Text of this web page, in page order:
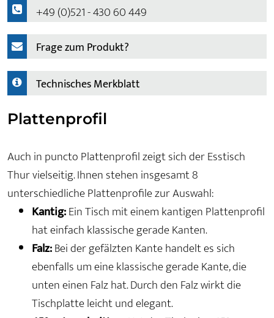
+49 (0)521 - 430 60 449
Frage zum Produkt?
Technisches Merkblatt
Plattenprofil
Auch in puncto Plattenprofil zeigt sich der Esstisch
Thur vielseitig. Ihnen stehen insgesamt 8
unterschiedliche Plattenprofile zur Auswahl:
Kantig:Ein Tisch mit einem kantigen Plattenprofil
hat einfach klassische gerade Kanten.
Falz:Bei der gefälzten Kante handelt es sich
ebenfalls um eine klassische gerade Kante, die
unten einen Falz hat. Durch den Falz wirkt die
Tischplatte leicht und elegant.